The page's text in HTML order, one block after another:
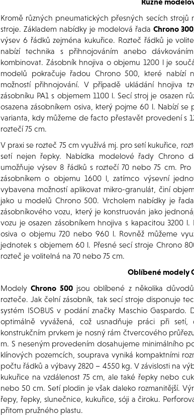
Kromě různých pneumatických přesných secích strojů
stroje. Základem nabídky je modelová řada Chrono 300
výsev 6 řádků zejména kukuřice. Rozteč řádků je
nabízí technika s přihnojováním anebo
kombinovat. Zásobník hnojiva o objemu 1200 l je
modelů pokračuje řadou Chrono 500, které nabízí
možností přihnojování. V případě ukládání hnojiva
zásobníku PA1 s objemem 1100 l. Secí stroj je osazen
osazena zásobníkem osiva, který pojme 60 l. Nabízí
varianta, kdy můžeme de facto přestavět provedení s
roztečí 75 cm.
V praxi se rozteč 75 cm využívá mj. pro setí kukuřice,
setí nejen řepky. Nabídka modelové řady Chrono
umožňuje výsev 8 řádků s roztečí 70 nebo 75 cm.
zásobníkem o objemu 1600 l, zatímco výsevní
vybavena možností aplikovat mikro-granulát, činí
jako u modelů Chrono 500. Vrcholem nabídky je řada
zásobníkového vozu, který je konstruován jako
vozu je osazen zásobníkem hnojiva s kapacitou 3200
osiva o objemu 720 nebo 960 l. Rovněž můžeme
jednotek s objemem 60 l. Přesné secí stroje Chrono
rozteč je volitelná na 70 nebo 75 cm.
Oblíbené modely
ModelyChrono 500jsou oblíbené z několika
rozteče. Jak čelní zásobník, tak secí stroje disponuje
systém ISOBUS v podání značky Maschio Gaspardo.
optimálně vyvážená, což usnadňuje práci při
konstrukčním prvkem je nosný rám čtvercového
m. S neseným provedením dosahujeme minimálního
klínových pozemcích, souprava vyniká kompaktními
počtu řádků a výbavy 2820 – 4550 kg. V závislosti na
kukuřice na vzdálenost 75 cm, ale také řepky nebo
nebo 50 cm. Setí plodin je však daleko rozmanitější.
řepy, řepky, slunečnice, kukuřice, sóji a čiroku.
přitom pružného plastu.